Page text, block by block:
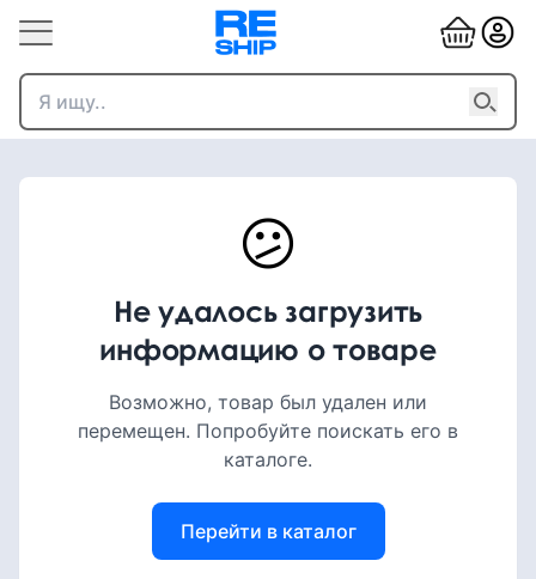
😕
Не удалось загрузить
информацию о товаре
Возможно, товар был удален или
перемещен. Попробуйте поискать его в
каталоге.
Перейти в каталог